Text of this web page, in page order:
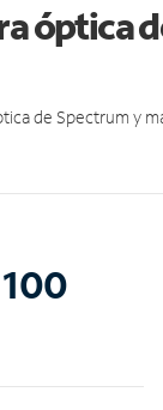
óptica
de Spectrum y